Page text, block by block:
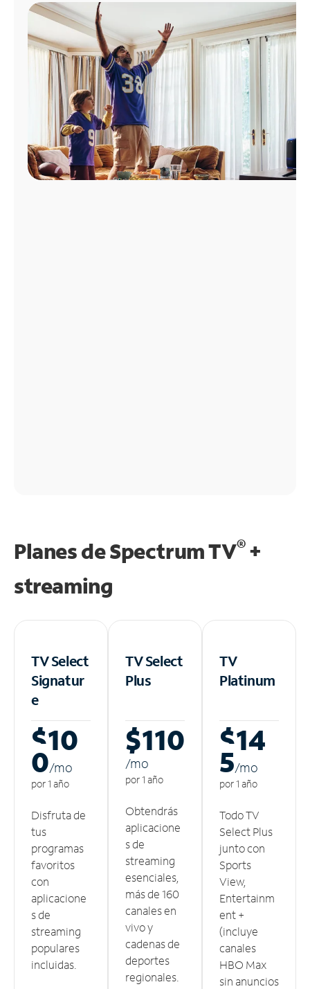
Planes de Spectrum TV®+
streaming
TV Select
Signatur
e
$10
0/mo
por 1 año
Disfruta de
tus
programas
favoritos
con
aplicacione
s de
streaming
populares
incluidas.
TV Select
Plus
$110
/mo
por 1 año
Obtendrás
aplicacione
s de
streaming
esenciales,
más de 160
canales en
vivo y
cadenas de
deportes
regionales.
TV
Platinum
$14
5/mo
por 1 año
Todo TV
Select Plus
junto con
Sports
View,
Entertainm
ent +
(incluye
canales
HBO Max
sin anuncios